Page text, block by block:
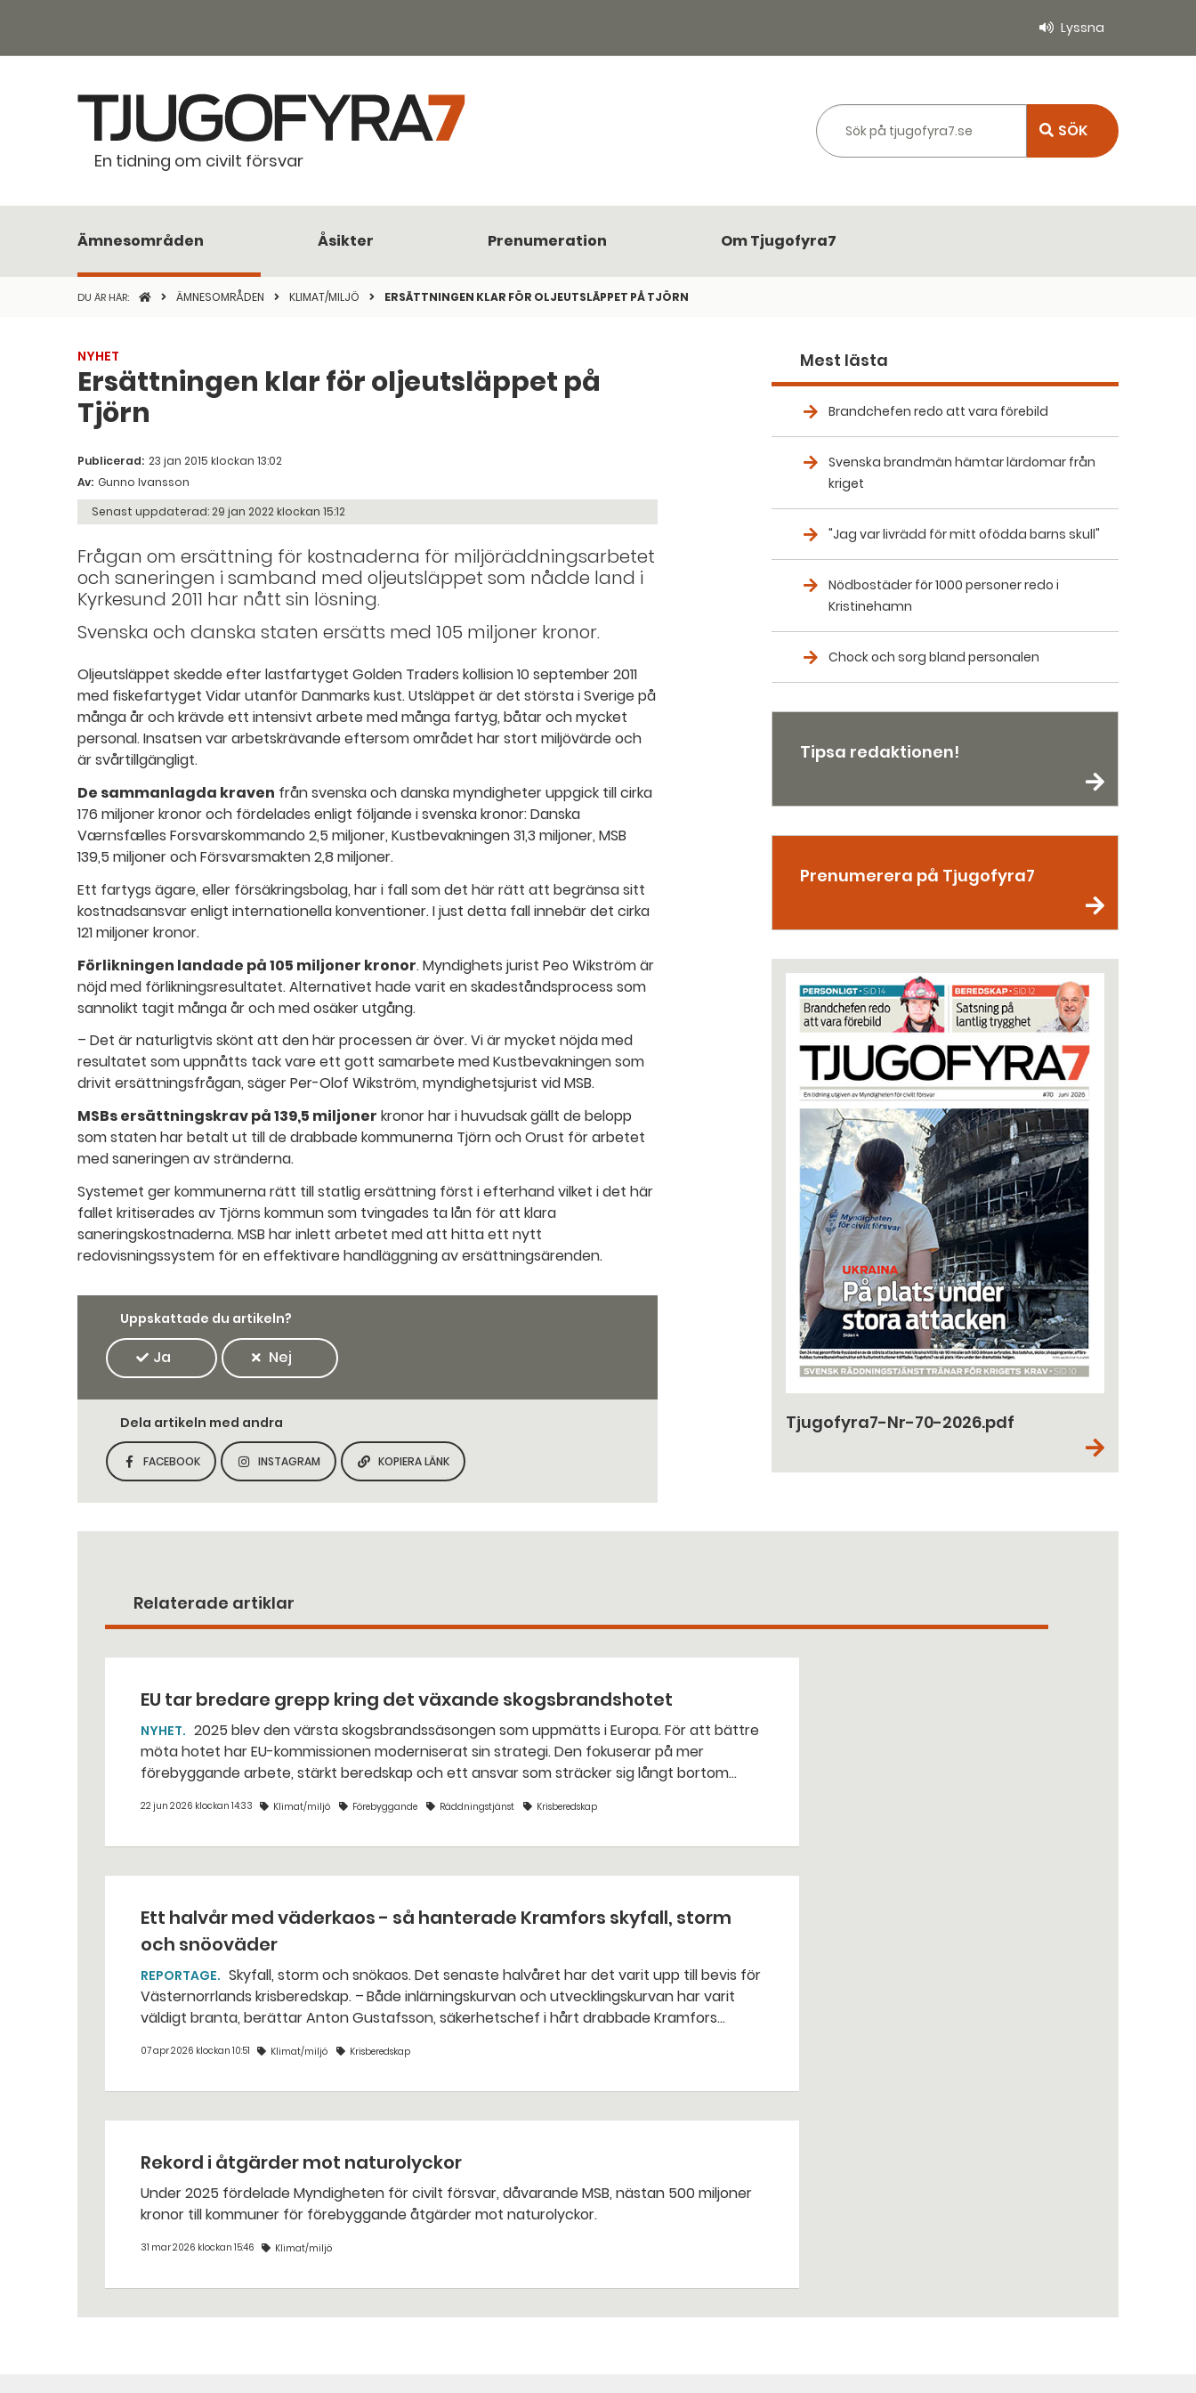
Lyssna
En tidning om civilt försvar
Sök på tjugofyra7.se
Ämnesområden Åsikter Prenumeration Om Tjugofyra7
DU ÄR HÄR: STARTSIDANÄMNESOMRÅDEN KLIMAT/MILJÖ ERSÄTTNINGEN KLAR FÖR OLJEUTSLÄPPET PÅ TJÖRN
NYHET
Ersättningen klar för oljeutsläppet på
Tjörn
Publicerad: 23 jan 2015 klockan 13:02
Av: Gunno Ivansson
Senast uppdaterad:29 jan 2022 klockan 15:12
Frågan om ersättning för kostnaderna för miljöräddningsarbetet
och saneringen i samband med oljeutsläppet som nådde land i
Kyrkesund 2011 har nått sin lösning.
Svenska och danska staten ersätts med 105 miljoner kronor.
Oljeutsläppet skedde efter lastfartyget Golden Traders kollision 10 september 2011
med fiskefartyget Vidar utanför Danmarks kust. Utsläppet är det största i Sverige på
många år och krävde ett intensivt arbete med många fartyg, båtar och mycket
personal. Insatsen var arbetskrävande eftersom området har stort miljövärde och
är svårtillgängligt.
De sammanlagda kraven från svenska och danska myndigheter uppgick till cirka
176 miljoner kronor och fördelades enligt följande i svenska kronor: Danska
Værnsfælles Forsvarskommando 2,5 miljoner, Kustbevakningen 31,3 miljoner, MSB
139,5 miljoner och Försvarsmakten 2,8 miljoner.
Ett fartygs ägare, eller försäkringsbolag, har i fall som det här rätt att begränsa sitt
kostnadsansvar enligt internationella konventioner. I just detta fall innebär det cirka
121 miljoner kronor.
Förlikningen landade på 105 miljoner kronor. Myndighets jurist Peo Wikström är
nöjd med förlikningsresultatet. Alternativet hade varit en skadeståndsprocess som
sannolikt tagit många år och med osäker utgång.
– Det är naturligtvis skönt att den här processen är över. Vi är mycket nöjda med
resultatet som uppnåtts tack vare ett gott samarbete med Kustbevakningen som
drivit ersättningsfrågan, säger Per-Olof Wikström, myndighetsjurist vid MSB.
MSBs ersättningskrav på 139,5 miljoner kronor har i huvudsak gällt de belopp
som staten har betalt ut till de drabbade kommunerna Tjörn och Orust för arbetet
med saneringen av stränderna.
Systemet ger kommunerna rätt till statlig ersättning först i efterhand vilket i det här
fallet kritiserades av Tjörns kommun som tvingades ta lån för att klara
saneringskostnaderna. MSB har inlett arbetet med att hitta ett nytt
redovisningssystem för en effektivare handläggning av ersättningsärenden.
Uppskattade du artikeln?
Ja Nej
Dela artikeln med andra
DELA SIDAN PÅ
FACEBOOK
DELA SIDAN PÅ
INSTAGRAM
KOPIERA SIDANS LÄNK
KOPIERA LÄNK
Mest lästa
Brandchefen redo att vara förebild
Svenska brandmän hämtar lärdomar från
kriget
"Jag var livrädd för mitt ofödda barns skull"
Nödbostäder för 1000 personer redo i
Kristinehamn
Chock och sorg bland personalen
Tipsa redaktionen!
Prenumerera på Tjugofyra7
Tjugofyra7-Nr-70-2026.pdf
Relaterade artiklar
EU tar bredare grepp kring det växande skogsbrandshotet
NYHET
möta hotet har EU-kommissionen moderniserat sin strategi. Den fokuserar på mer
förebyggande arbete, stärkt beredskap och ett ansvar som sträcker sig långt bortom
22 jun 2026 klockan 14:33 Klimat/miljö Förebyggande Räddningstjänst Krisberedskap
Ett halvår med väderkaos - så hanterade Kramfors skyfall, storm
och snöoväder
REPORTAGE
Västernorrlands krisberedskap. – Både inlärningskurvan och utvecklingskurvan har varit
väldigt branta, berättar Anton Gustafsson, säkerhetschef i hårt drabbade Kramfors
07 apr 2026 klockan 10:51 Klimat/miljö Krisberedskap
Rekord i åtgärder mot naturolyckor
Under 2025 fördelade Myndigheten för civilt försvar, dåvarande MSB, nästan 500 miljoner
kronor till kommuner för förebyggande åtgärder mot naturolyckor.
31 mar 2026 klockan 15:46 Klimat/miljö